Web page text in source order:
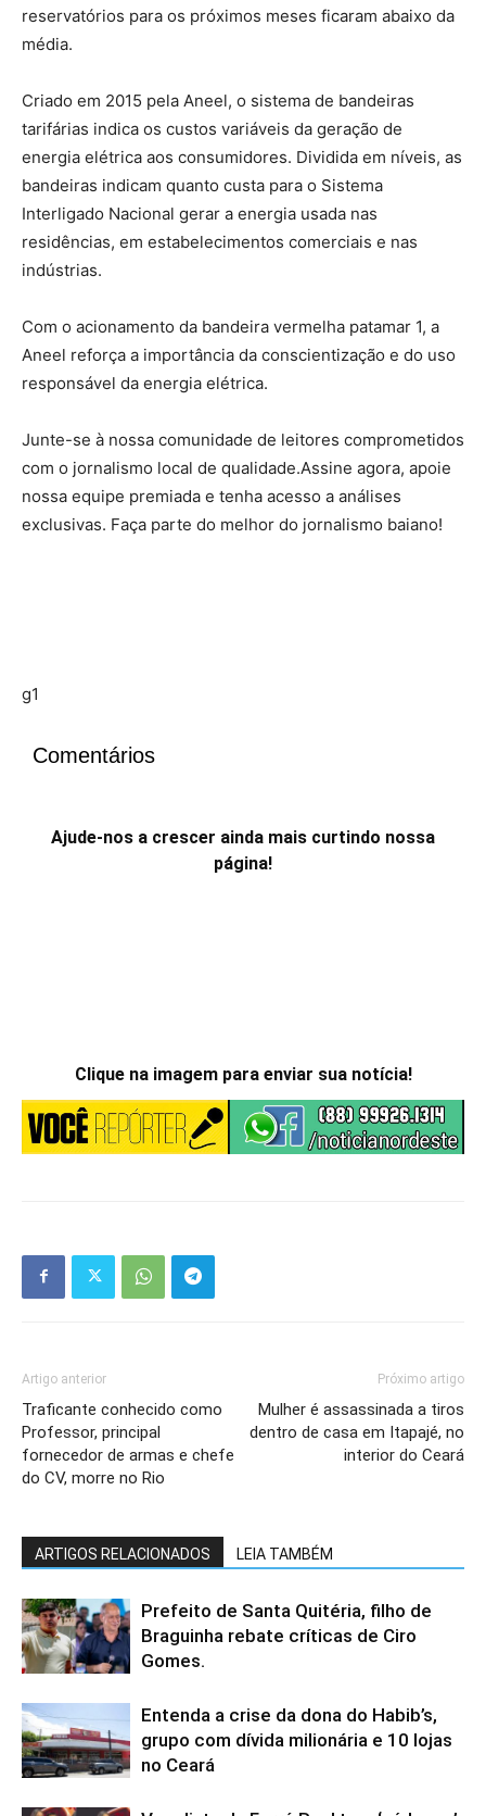
reservatórios para os próximos meses ficaram abaixo da
média.
Criado em 2015 pela Aneel, o sistema de bandeiras
tarifárias indica os custos variáveis da geração de
energia elétrica aos consumidores. Dividida em níveis, as
bandeiras indicam quanto custa para o Sistema
Interligado Nacional gerar a energia usada nas
residências, em estabelecimentos comerciais e nas
indústrias.
Com o acionamento da bandeira vermelha patamar 1, a
Aneel reforça a importância da conscientização e do uso
responsável da energia elétrica.
Junte-se à nossa comunidade de leitores comprometidos
com o jornalismo local de qualidade.Assine agora, apoie
nossa equipe premiada e tenha acesso a análises
exclusivas. Faça parte do melhor do jornalismo baiano!
g1
Comentários
Ajude-nos a crescer ainda mais curtindo nossa
página!
Clique na imagem para enviar sua notícia!
Artigo anterior
Traficante conhecido como
Professor, principal
fornecedor de armas e chefe
do CV, morre no Rio
Próximo artigo
Mulher é assassinada a tiros
dentro de casa em Itapajé, no
interior do Ceará
ARTIGOS RELACIONADOS LEIA TAMBÉM
Prefeito de Santa Quitéria, filho de
Braguinha rebate críticas de Ciro
Gomes.
Entenda a crise da dona do Habib’s,
grupo com dívida milionária e 10 lojas
no Ceará